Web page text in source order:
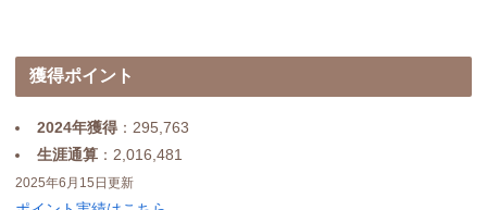
獲得ポイント
2024年獲得：295,763
生涯通算：2,016,481
2025年6月15日更新